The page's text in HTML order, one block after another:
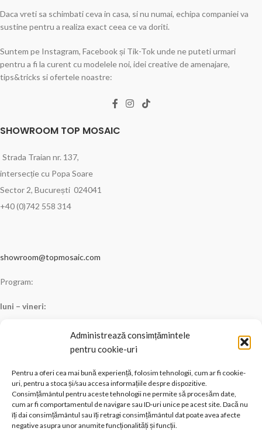
Administrează consimțămintele
pentru cookie-uri
Pentru a oferi cea mai bună experiență, folosim tehnologii, cum ar fi cookie-
uri, pentru a stoca și/sau accesa informațiile despre dispozitive.
Consimțământul pentru aceste tehnologii ne permite să procesăm date,
cum ar fi comportamentul de navigare sau ID-uri unice pe acest site. Dacă nu
îți dai consimțământul sau îți retragi consimțământul dat poate avea afecte
negative asupra unor anumite funcționalități și funcții.
Daca vreti sa schimbati ceva in casa, si nu numai, echipa companiei va
sustine pentru a realiza exact ceea ce va doriti.
Suntem pe Instagram, Facebook și Tik-Tok unde ne puteti urmari
pentru a fi la curent cu modelele noi, idei creative de amenajare,
tips&tricks si ofertele noastre:
SHOWROOM TOP MOSAIC
Strada Traian nr. 137,
intersecție cu Popa Soare
Sector 2, București 024041
+40 (0)742 558 314
showroom@topmosaic.com
Program:
luni – vineri:
in baza unei programari prealabile, efectuate cu cel
Termeni si conditii
Contact